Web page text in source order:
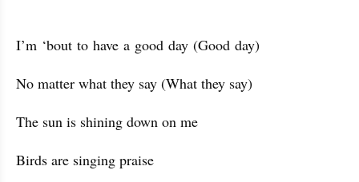
I’m ‘bout to have a good day (Good day)
No matter what they say (What they say)
The sun is shining down on me
Birds are singing praise